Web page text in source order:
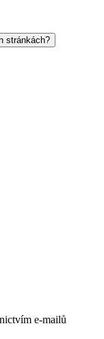
stránkách?
e-mailů